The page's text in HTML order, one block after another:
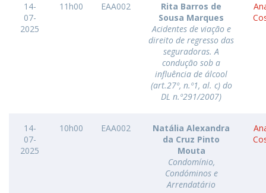
14-
07-
2025
11h00 EAA002
Rita Barros de
Sousa Marques
Acidentes de viação e
direito de regresso das
seguradoras. A
condução sob a
influência de álcool
(art.27º, n.º1, al. c) do
DL n.º291/2007)
14-
07-
2025
10h00 EAA002
Natália Alexandra
da Cruz Pinto
Mouta
Condomínio,
Condóminos e
Arrendatário